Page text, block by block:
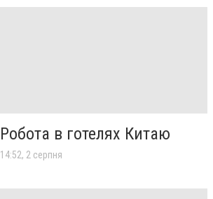
Робота в готелях Китаю
14:52, 2 серпня